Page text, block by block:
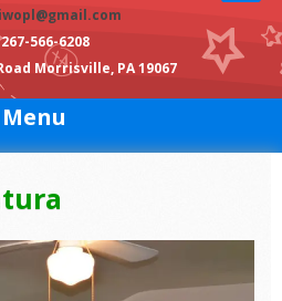
267-566-6208
Morrisville, PA 19067
Menu